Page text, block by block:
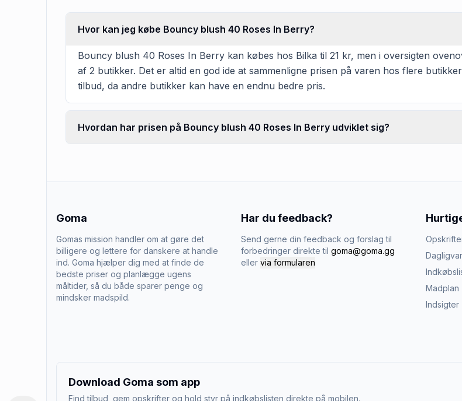
Hvor kan jeg købe Bouncy blush 40 Roses In Berry?
Bouncy blush 40 Roses In Berry kan købes hos Bilka til 21 kr, men i oversigten
af 2 butikker. Det er altid en god ide at sammenligne prisen på varen hos flere
tilbud, da andre butikker kan have en endnu bedre pris.
Hvordan har prisen på Bouncy blush 40 Roses In Berry udviklet sig?
Goma
Gomas mission handler om at gøre det
billigere og lettere for danskere at handle
ind. Goma hjælper dig med at finde de
bedste priser og planlægge ugens
måltider, så du både sparer penge og
mindsker madspild.
Har du feedback?
Send gerne din feedback og forslag til
forbedringer direkte til goma@goma.gg
eller via formularen
Madplan
Indsigter
Download Goma som app
Find tilbud, gem opskrifter og hold styr på indkøbslisten direkte på mobilen.